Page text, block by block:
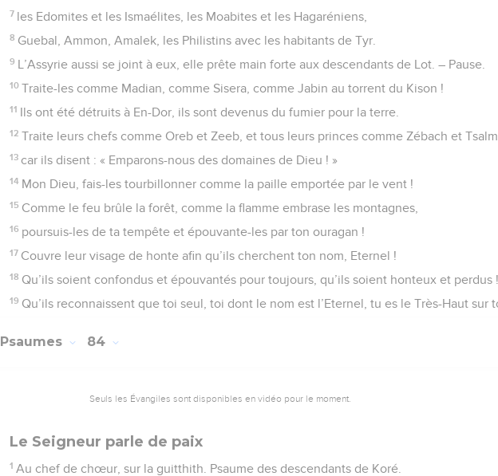
7 les Edomites et les Ismaélites, les Moabites et les Hagaréniens,
8 Guebal, Ammon, Amalek, les Philistins avec les habitants de Tyr.
9 L’Assyrie aussi se joint à eux, elle prête main forte aux descendants de Lot. – Pause.
10 Traite-les comme Madian, comme Sisera, comme Jabin au torrent du Kison !
11 Ils ont été détruits à En-Dor, ils sont devenus du fumier pour la terre.
12 Traite leurs chefs comme Oreb et Zeeb, et tous leurs princes comme Zébach et
13 car ils disent : « Emparons-nous des domaines de Dieu ! »
14 Mon Dieu, fais-les tourbillonner comme la paille emportée par le vent !
15 Comme le feu brûle la forêt, comme la flamme embrase les montagnes,
16 poursuis-les de ta tempête et épouvante-les par ton ouragan !
17 Couvre leur visage de honte afin qu’ils cherchent ton nom, Eternel !
18 Qu’ils soient confondus et épouvantés pour toujours, qu’ils soient honteux et perdus !
19 Qu’ils reconnaissent que toi seul, toi dont le nom est l’Eternel, tu es le Très-Haut sur
Psaumes 84
Seuls les Évangiles sont disponibles en vidéo pour le moment.
Le Seigneur parle de paix
1 Au chef de chœur, sur la guitthith. Psaume des descendants de Koré.